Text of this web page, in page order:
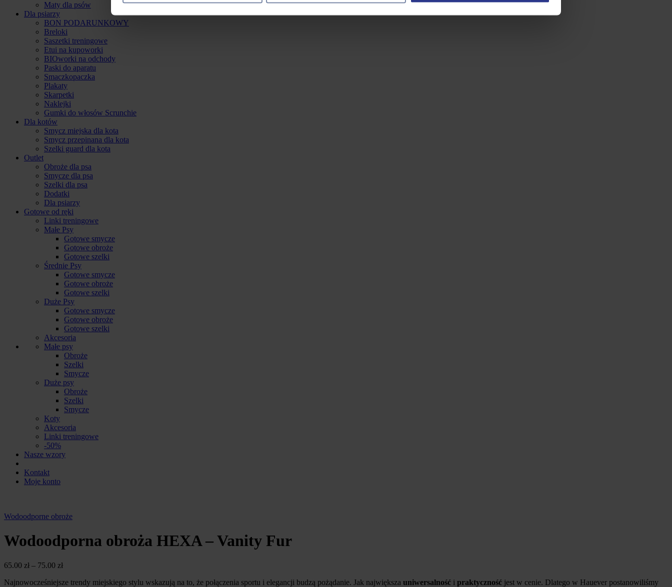
Maty dla psów
Dla psiarzy
BON PODARUNKOWY
Breloki
Saszetki treningowe
Etui na kupoworki
BIOworki na odchody
Paski do aparatu
Smaczkopaczka
Plakaty
Skarpetki
Naklejki
Gumki do włosów Scrunchie
Dla kotów
Smycz miejska dla kota
Smycz przepinana dla kota
Szelki guard dla kota
Outlet
Obroże dla psa
Smycze dla psa
Szelki dla psa
Dodatki
Dla psiarzy
Gotowe od ręki
Linki treningowe
Małe Psy
Gotowe smycze
Gotowe obroże
Gotowe szelki
Średnie Psy
Gotowe smycze
Gotowe obroże
Gotowe szelki
Duże Psy
Gotowe smycze
Gotowe obroże
Gotowe szelki
Akcesoria
Małe psy
Obroże
Szelki
Smycze
Duże psy
Obroże
Szelki
Smycze
Koty
Akcesoria
Linki treningowe
-50%
Nasze wzory
Kontakt
Moje konto
Wodoodporne obroże
Wodoodporna obroża HEXA – Vanity Fur
65.00 zł – 75.00 zł
Najnowocześniejsze trendy miejskiego stylu wskazują na to, że połączenia sportu i elegancji budzą pożądanie. Jak największa uniwersalność i praktyczność jest w cenie. Dlatego w Hauever postanowiliśmy